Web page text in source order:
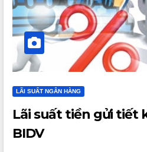
LÃI SUẤT NGÂN HÀNG
Lãi suất tiền gửi tiết
BIDV